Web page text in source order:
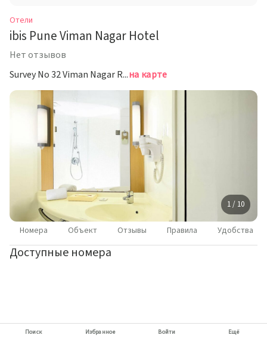
Отели
ibis Pune Viman Nagar Hotel
Нет отзывов
Survey No 32 Viman Nagar Rd, Пунана карте
1 / 10
Номера Объект Отзывы Правила Удобства
Доступные номера
Поиск Избранное Войти Ещё